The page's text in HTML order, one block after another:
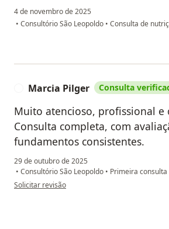
4 de novembro de 2025
• Consultório São Leopoldo • Consulta de
Marcia Pilger Consulta
Muito atencioso, profissional e
Consulta completa, com
fundamentos consistentes.
29 de outubro de 2025
• Consultório São Leopoldo • Primeira
na opinião do utilizador Marcia Pilger
Solicitar revisão